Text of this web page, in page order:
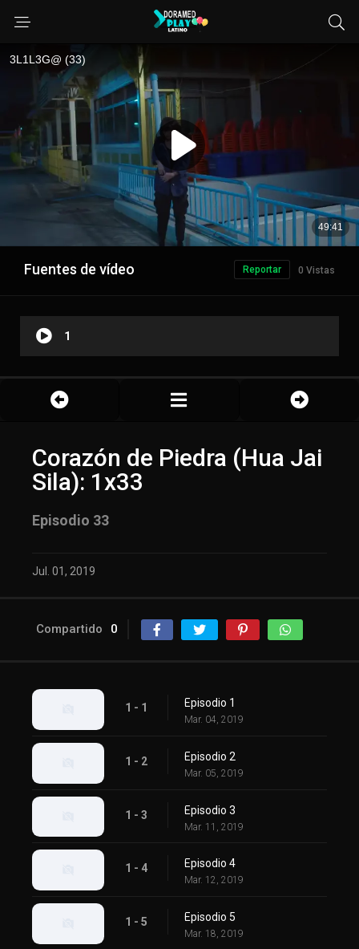
Fuentes de vídeo 0 Vistas
Reportar
1
Corazón de Piedra (Hua Jai
Sila): 1x33
Episodio 33
Jul. 01, 2019
Compartido 0
1 - 1 Episodio 1
Mar. 04, 2019
1 - 2 Episodio 2
Mar. 05, 2019
1 - 3 Episodio 3
Mar. 11, 2019
1 - 4 Episodio 4
Mar. 12, 2019
1 - 5 Episodio 5
Mar. 18, 2019